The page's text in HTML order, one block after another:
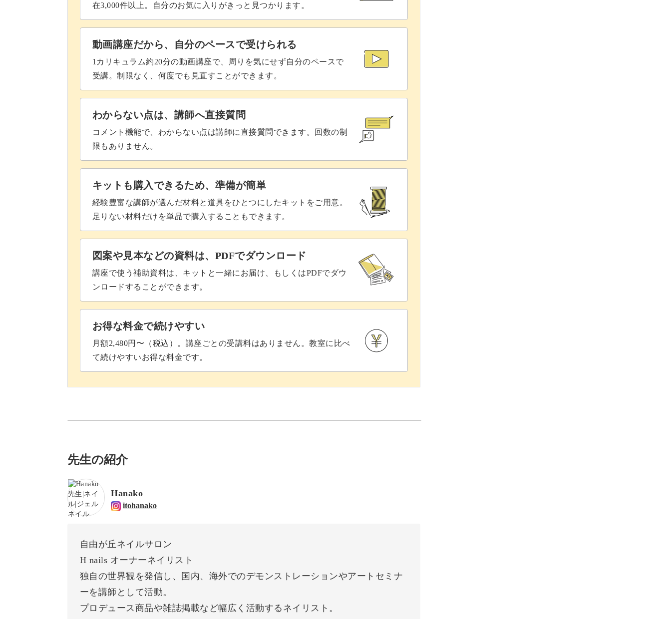
在3,000件以上。自分のお気に入りがきっと見つかります。
動画講座だから、自分のペースで受けられる
1カリキュラム約20分の動画講座で、周りを気にせず自分のペースで
受講。制限なく、何度でも見直すことができます。
わからない点は、講師へ直接質問
コメント機能で、わからない点は講師に直接質問できます。回数の制
限もありません。
キットも購入できるため、準備が簡単
経験豊富な講師が選んだ材料と道具をひとつにしたキットをご用意。
足りない材料だけを単品で購入することもできます。
図案や見本などの資料は、PDFでダウンロード
講座で使う補助資料は、キットと一緒にお届け、もしくはPDFでダウ
ンロードすることができます。
お得な料金で続けやすい
月額2,480円〜（税込）。講座ごとの受講料はありません。教室に比べ
て続けやすいお得な料金です。
先生の紹介
Hanako
itohanako
自由が丘ネイルサロン
H nails オーナーネイリスト
独自の世界観を発信し、国内、海外でのデモンストレーションやアートセミナ
ーを講師として活動。
プロデュース商品や雑誌掲載など幅広く活動するネイリスト。